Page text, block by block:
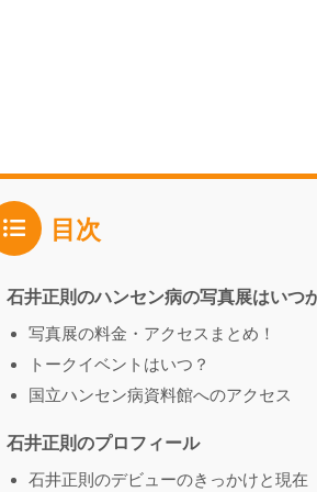
目次
石井正則のハンセン病の写真展はいつ
写真展の料金・アクセスまとめ！
トークイベントはいつ？
国立ハンセン病資料館へのアクセス
石井正則のプロフィール
石井正則のデビューのきっかけと現在